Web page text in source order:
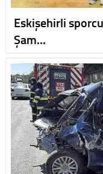
Eskişehirli
Şam…